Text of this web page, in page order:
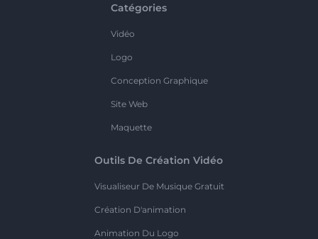
Catégories
Vidéo
Logo
Conception Graphique
Site Web
Maquette
Outils De Création Vidéo
Visualiseur De Musique Gratuit
Création D'animation
Animation Du Logo